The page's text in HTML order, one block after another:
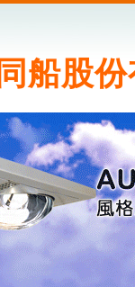
同船股